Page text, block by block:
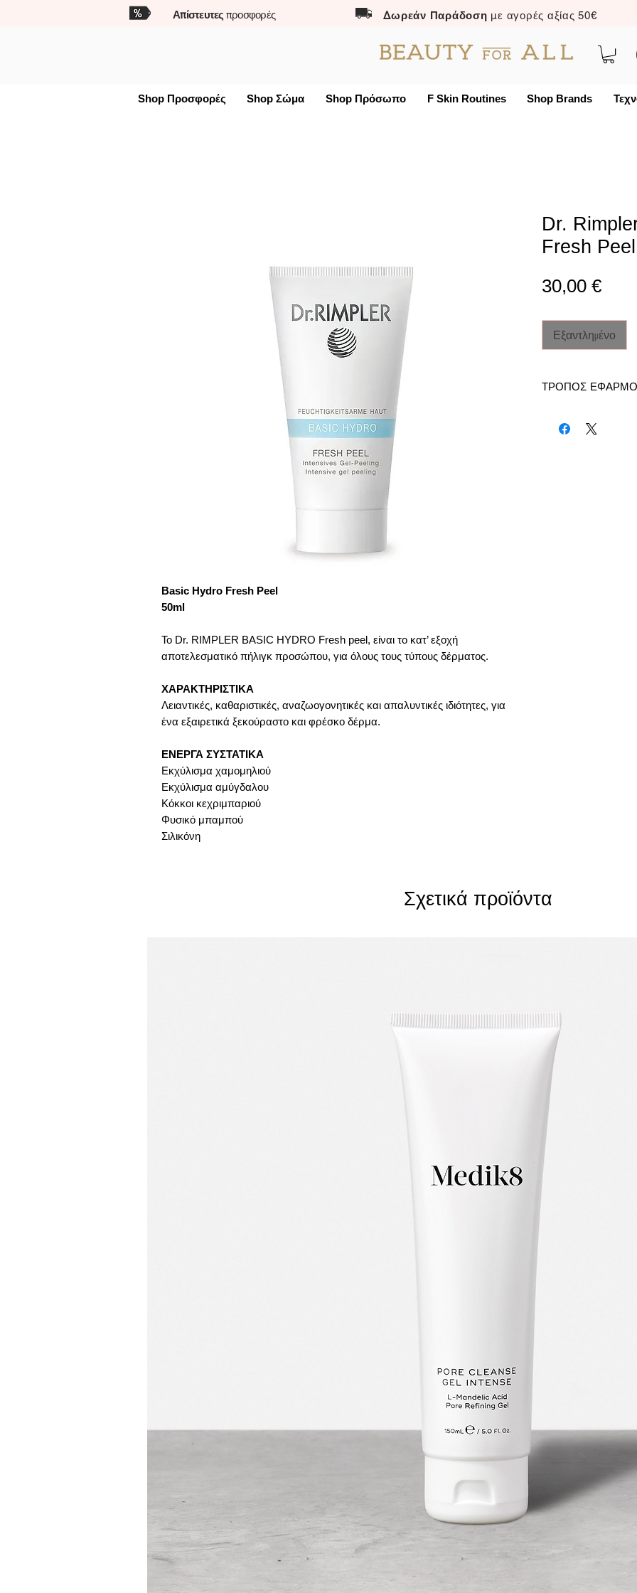
Απίστευτες προσφορές Δωρεάν Παράδοση με αγορές αξίας 50€
Shop Προσφορές Shop Σώμα Shop Πρόσωπο F Skin Routines Shop Brands
Basic Hydro Fresh Peel
50ml
Το Dr. RIMPLER BASIC HYDRO Fresh peel, είναι το κατ’ εξοχή
αποτελεσματικό πήλιγκ προσώπου, για όλους τους τύπους δέρματος.
ΧΑΡΑΚΤΗΡΙΣΤΙΚΑ
Λειαντικές, καθαριστικές, αναζωογονητικές και απαλυντικές ιδιότητες, για
ένα εξαιρετικά ξεκούραστο και φρέσκο δέρμα.
ΕΝΕΡΓΑ ΣΥΣΤΑΤΙΚΑ
Εκχύλισμα χαμομηλιού
Εκχύλισμα αμύγδαλου
Κόκκοι κεχριμπαριού
Φυσικό μπαμπού
Σιλικόνη
Dr.
Fresh Peel
30,00 €Τιμή
Εξαντλημένο
ΤΡΟΠΟΣ
φορές την εβδομάδα
Σχετικά προϊόντα